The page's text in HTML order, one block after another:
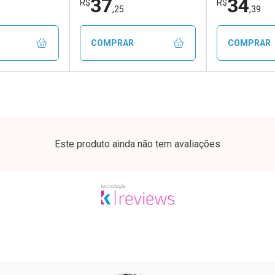
R$37,25
COMPRAR
R$34,39
COMPRAR
Este produto ainda não tem avaliações